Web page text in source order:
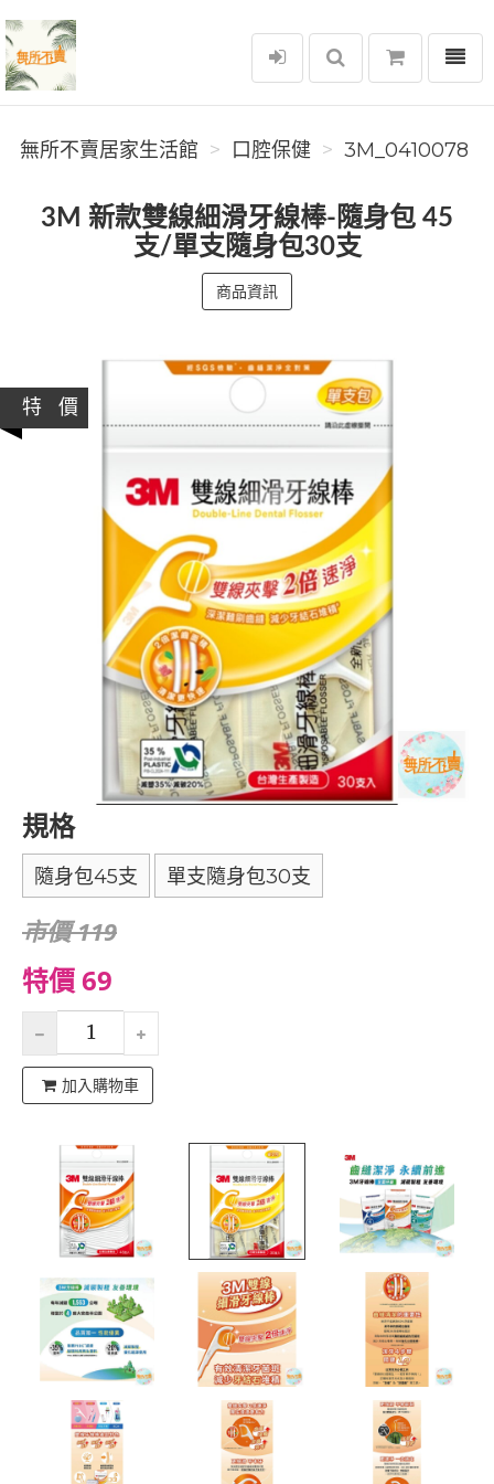
無所不賣居家生活館
選單
無所不賣居家生活館 口腔保健 3M_0410078
3M 新款雙線細滑牙線棒-隨身包 45
支/單支隨身包30支
商品資訊
特 價
規格
隨身包45支 單支隨身包30支
市價 119
特價 69
加入購物車